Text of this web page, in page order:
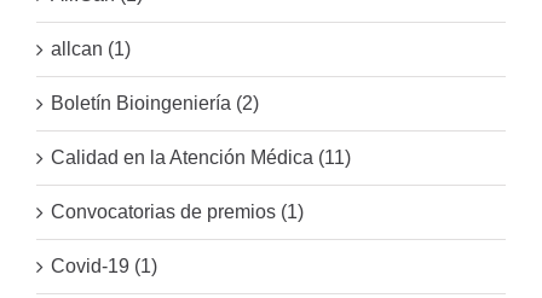
allcan (1)
Boletín Bioingeniería (2)
Calidad en la Atención Médica (11)
Convocatorias de premios (1)
Covid-19 (1)